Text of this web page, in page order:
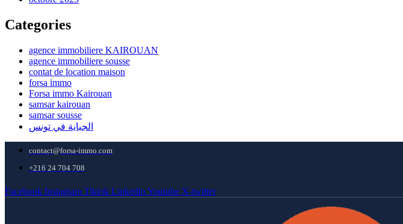
Categories
agence immobiliere KAIROUAN
agence immobiliere sousse
contat de location maison
forsa immo
Forsa immo Kairouan
samsar kairouan
samsar sousse
الجباية في تونس
contact@forsa-immo.com
+216 24 704 708
Facebook Instagram Tiktok Linkedin Youtube X-twitter